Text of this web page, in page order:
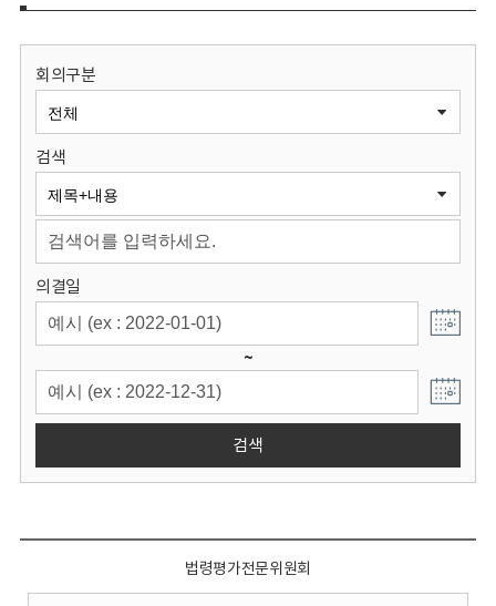
보
원
회
회의구분
검색
의결일
~
검색
법령평가전문위원회